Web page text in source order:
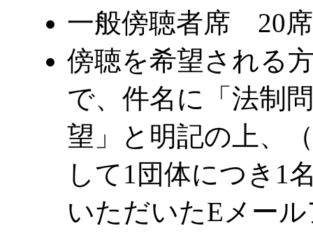
一般傍聴者席 20席
傍聴を希望される
で、件名に「法制
望」と明記の上、
して1団体につき1
いただいたEメー